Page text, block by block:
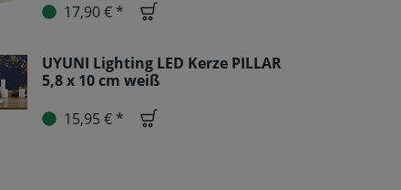
17,90 € *
UYUNI Lighting LED Kerze PILLAR
5,8 x 10 cm weiß
15,95 € *